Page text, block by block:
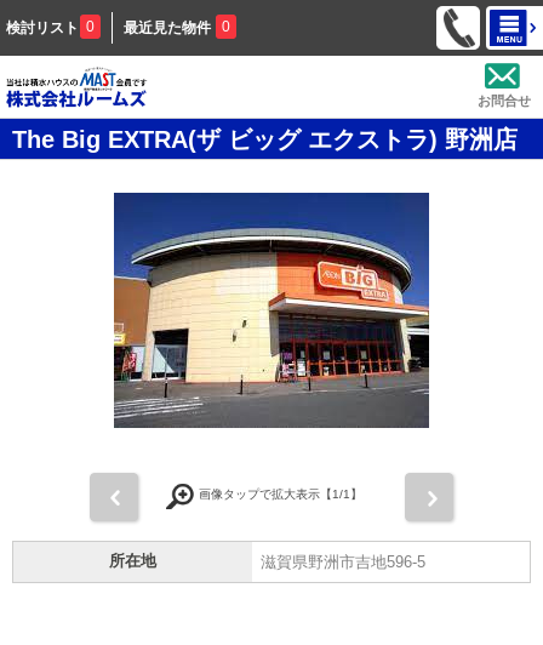
検討リスト 0 最近見た物件 0
お問合せ
The Big EXTRA(ザ ビッグ エクストラ) 野洲店
画像タップで拡大表示【1/1】
所在地 滋賀県野洲市吉地596-5